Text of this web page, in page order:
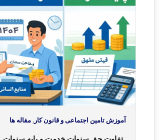
آموزش تامین اجتماعی و قانون کار,مقاله ها